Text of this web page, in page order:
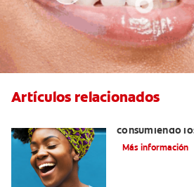
Artículos relacionados
consumiendo
Más información